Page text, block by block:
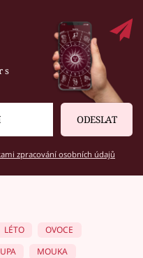
s
ODESLAT
zpracování osobních údajů
LÉTO
OVOCE
MOUKA